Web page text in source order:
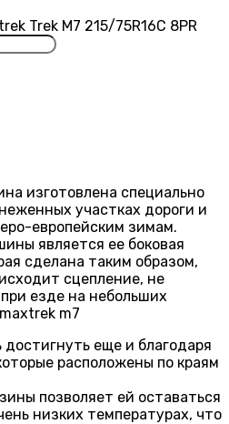
Trek M7 215/75R16C 8PR
изготовлена специально
участках дороги и
европейским зимам.
является ее боковая
сделана таким образом,
сцепление, не
езде на небольших
достигнуть еще и благодаря
расположены по краям
позволяет ей оставаться
низких температурах, что